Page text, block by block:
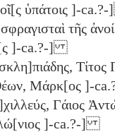
ὑπάτοις ]-
τῆς
]-ca.?-]
Τίτος
Μάρκ[ος ]-
Γάιος
]-ca.?-]